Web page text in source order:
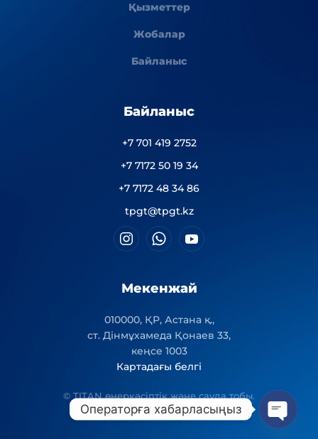
Қызметтер
Жобалар
Байланыс
Байланыс
+7 701 419 2752
+7 7172 50 19 34
+7 7172 48 34 86
tpgt@tpgt.kz
Мекенжай
010000, ҚР, Астана қ.,
ст. Дінмұхамеда Қонаев 33,
кеңсе 1003
Картадағы белгі
© TITAN өнеркәсіптік және сауда тобы.
Операторға хабарласыңыз